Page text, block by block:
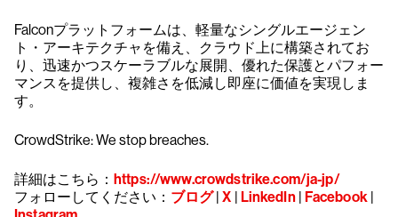
Falconプラットフォームは、軽量なシングルエージェン
ト・アーキテクチャを備え、クラウド上に構築されてお
り、迅速かつスケーラブルな展開、優れた保護とパフォー
マンスを提供し、複雑さを低減し即座に価値を実現しま
す。
CrowdStrike: We stop breaches.
詳細はこちら： https://www.crowdstrike.com/ja-jp/
フォローしてください： ブログ|X | LinkedIn| Facebook|